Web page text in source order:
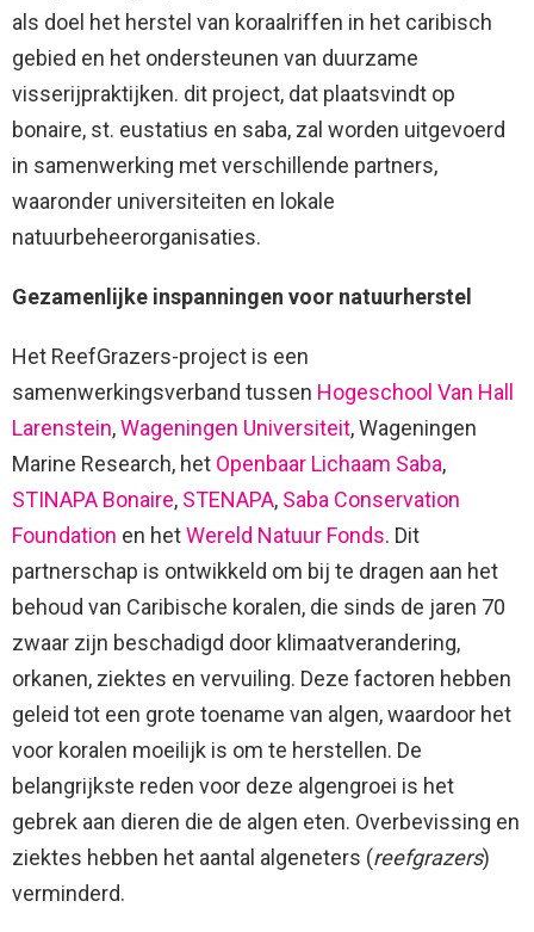
als doel het herstel van koraalriffen in het caribisch
gebied en het ondersteunen van duurzame
visserijpraktijken. dit project, dat plaatsvindt op
bonaire, st. eustatius en saba, zal worden uitgevoerd
in samenwerking met verschillende partners,
waaronder universiteiten en lokale
natuurbeheerorganisaties.
Gezamenlijke inspanningen voor natuurherstel
Het ReefGrazers-project is een
samenwerkingsverband tussen Hogeschool Van Hall
Larenstein,Wageningen Universiteit, Wageningen
Marine Research, het Openbaar Lichaam Saba,
STINAPA Bonaire, STENAPA, Saba Conservation
Foundation en hetWereld Natuur Fonds. Dit
partnerschap is ontwikkeld om bij te dragen aan het
behoud van Caribische koralen, die sinds de jaren 70
zwaar zijn beschadigd door klimaatverandering,
orkanen, ziektes en vervuiling. Deze factoren hebben
geleid tot een grote toename van algen, waardoor het
voor koralen moeilijk is om te herstellen. De
belangrijkste reden voor deze algengroei is het
gebrek aan dieren die de algen eten. Overbevissing en
ziektes hebben het aantal algeneters (reefgrazers)
verminderd.